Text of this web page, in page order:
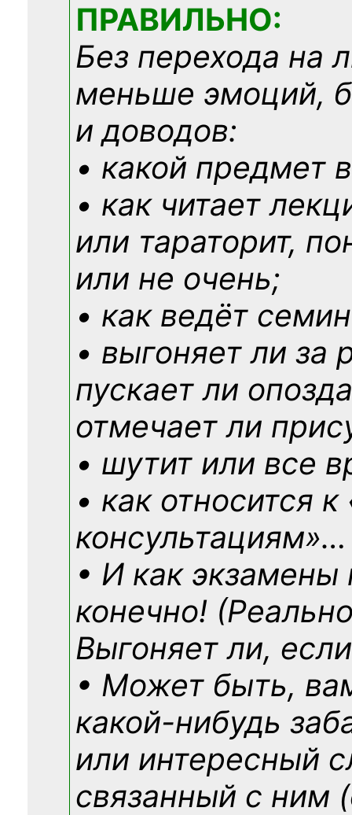
ПРАВИЛЬНО:
Без перехода на
меньше эмоций,
и доводов:
• какой предмет
• как читает
или тараторит,
или не очень;
• как ведёт
• выгоняет ли за
пускает ли
отмечает ли
• шутит или все
• как относится
консультациям»…
• И как экзамены
конечно!
Выгоняет ли,
• Может быть,
какой-нибудь
или интересный
связанный с ним